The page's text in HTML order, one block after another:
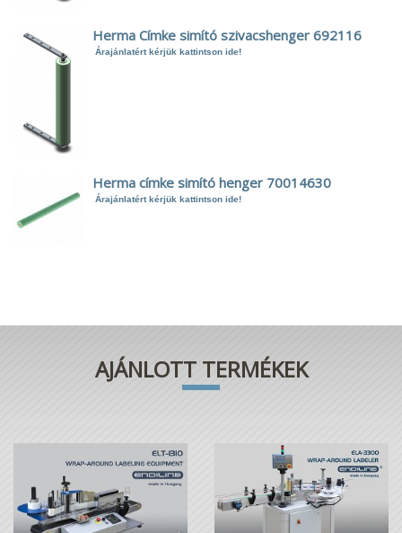
Herma Címke simító szivacshenger 692116
Árajánlatért kérjük kattintson ide!
Herma címke simító henger 70014630
Árajánlatért kérjük kattintson ide!
AJÁNLOTT TERMÉKEK